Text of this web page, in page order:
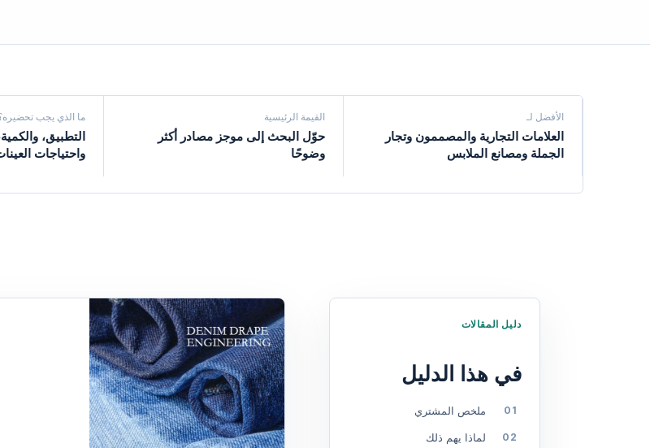
الأفضل لـ
العلامات التجارية والمصممون وتجار
الجملة ومصانع الملابس
القيمة الرئيسية
حوّل البحث إلى موجز مصادر أكثر
وضوحًا
ما الذي يجب
التطبيق،
واحتياجات
دليل المقالات
في هذا الدليل
ملخص المشتري
لماذا يهم ذلك